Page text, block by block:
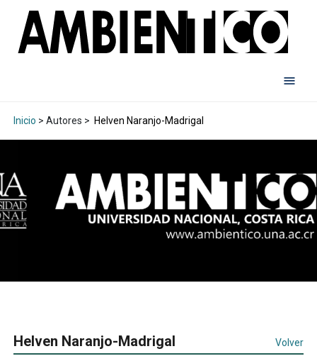
Inicio > Autores > Helven Naranjo-Madrigal
Helven Naranjo-Madrigal Volver